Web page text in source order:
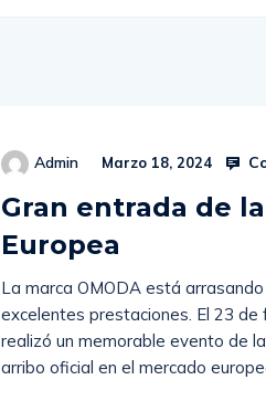
Admin Marzo 18, 2024
Gran entrada de
Europea
La marca OMODA está
excelentes prestaciones. El 23
realizó un memorable evento de
arribo oficial en el mercado